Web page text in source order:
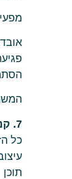
7. קניין רוחני
כל
תוכן